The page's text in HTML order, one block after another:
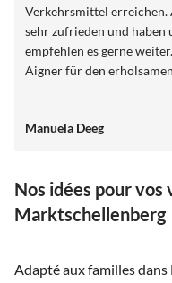
Verkehrsmittel
sehr zufrieden und haben uns total wohl
empfehlen es gerne
Aigner für den
Manuela Deeg
Nos idées pour vos
Marktschellenberg
Adapté aux familles